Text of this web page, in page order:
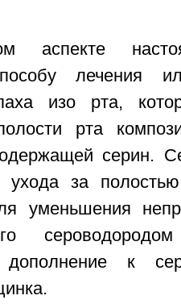
аспекте
лечения
изо рта,
рта
серин.
ухода за
уменьшения
к